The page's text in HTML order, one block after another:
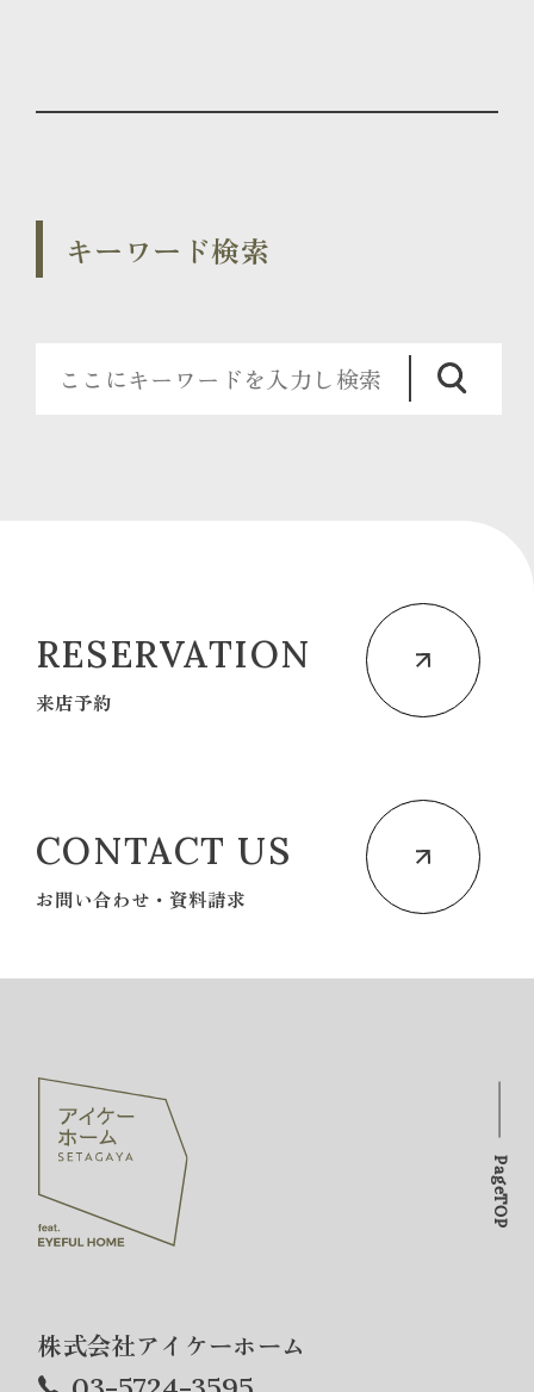
キーワード検索
RESERVATION
来店予約
CONTACT US
お問い合わせ・資料請求
株式会社アイケーホーム
PageTOP